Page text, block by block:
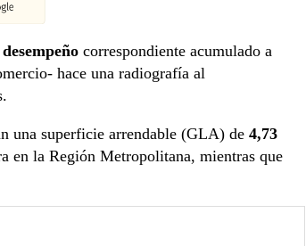
correspondiente acumulado a
hace una radiografía al
una superficie arrendable (GLA) de 4,73
en la Región Metropolitana, mientras que